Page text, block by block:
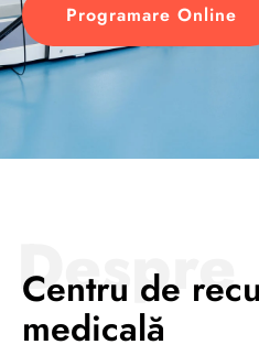
Programare Online
Centru de
medicală
Despre